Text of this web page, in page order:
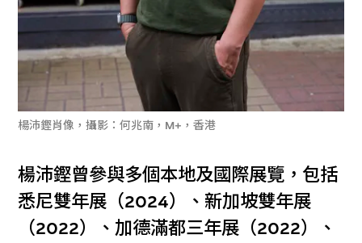
楊沛鏗肖像，攝影：何兆南，M+，香港
楊沛鏗曾參與多個本地及國際展覽，包括
悉尼雙年展（2024）、新加坡雙年展
（2022）、加德滿都三年展（2022）、